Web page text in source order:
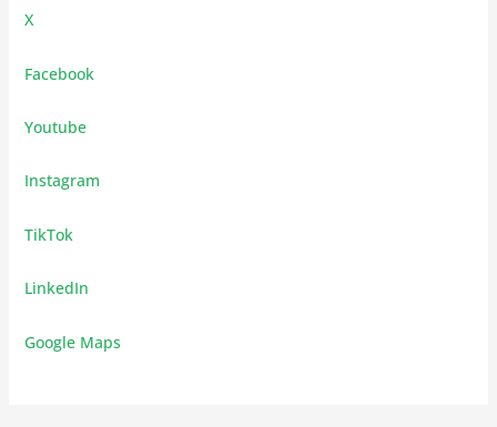
X
Facebook
Youtube
Instagram
TikTok
LinkedIn
Google Maps